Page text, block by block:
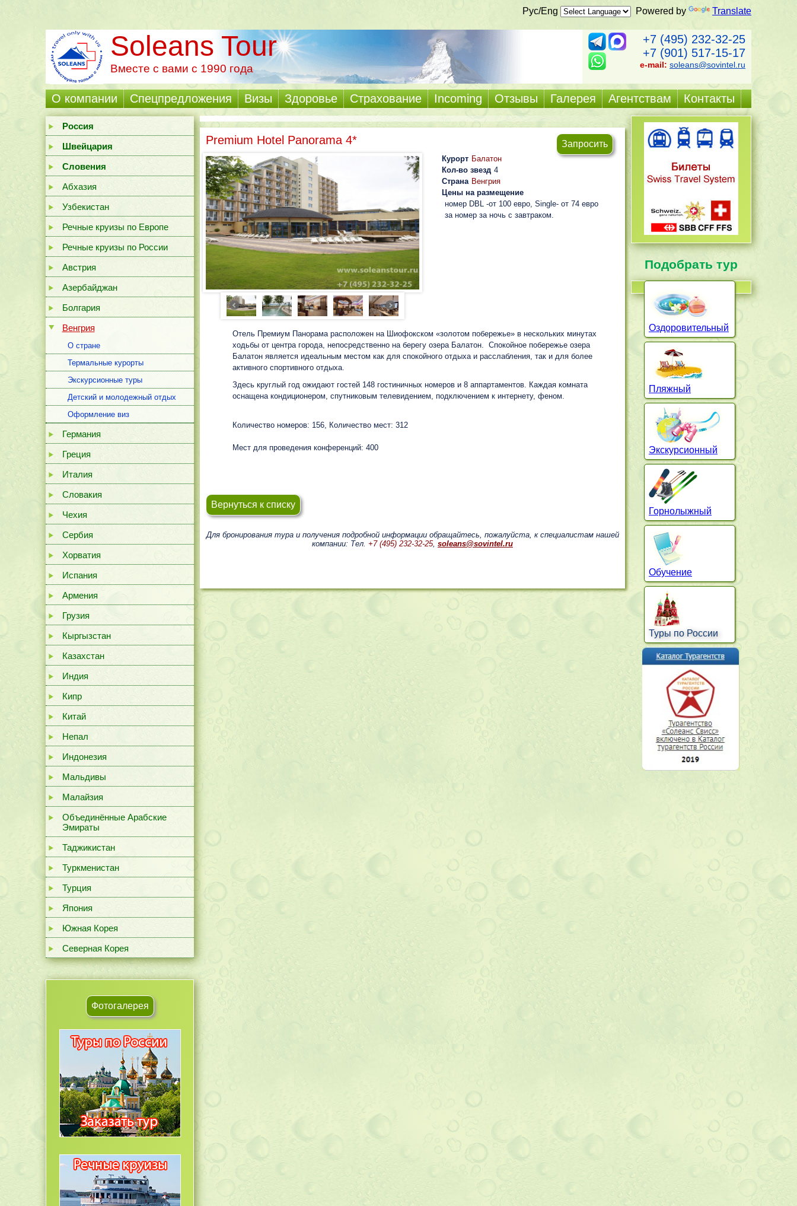
Рус/Eng Powered by Translate
Soleans Tour
Вместе с вами с 1990 года
+7 (495) 232-32-25
+7 (901) 517-15-17
e-mail: soleans@sovintel.ru
О компании Cпецпредложения Визы Здоровье Страхование Incoming Отзывы Галерея Агентствам Контакты
Россия
Швейцария
Словения
Абхазия
Узбекистан
Речные круизы по Европе
Речные круизы по России
Австрия
Азербайджан
Болгария
Венгрия
О стране
Термальные курорты
Экскурсионные туры
Детский и молодежный отдых
Оформление виз
Германия
Греция
Италия
Словакия
Чехия
Сербия
Хорватия
Испания
Армения
Грузия
Кыргызстан
Казахстан
Индия
Кипр
Китай
Непал
Индонезия
Мальдивы
Малайзия
Объединённые Арабские
Эмираты
Таджикистан
Туркменистан
Турция
Япония
Южная Корея
Северная Корея
Фотогалерея
Premium Hotel Panorama 4* Запросить
Курорт Балатон
Кол-во звезд 4
Страна Венгрия
Цены на размещение
номер DBL -от 100 евро, Single- от 74 евро
за номер за ночь с завтраком.
Отель Премиум Панорама расположен на Шиофокском «золотом побережье» в нескольких минутах
ходьбы от центра города, непосредственно на берегу озера Балатон. Спокойное побережье озера
Балатон является идеальным местом как для спокойного отдыха и расслабления, так и для более
активного спортивного отдыха.
Здесь круглый год ожидают гостей 148 гостиничных номеров и 8 аппартаментов. Каждая комната
оснащена кондиционером, спутниковым телевидением, подключением к интернету, феном.
Количество номеров: 156, Количество мест: 312
Мест для проведения конференций: 400
Вернуться к списку
Для бронирования тура и получения подробной информации обращайтесь, пожалуйста, к специалистам нашей
компании: Тел. +7 (495) 232-32-25, soleans@sovintel.ru
Подобрать тур
Оздоровительный
Пляжный
Экскурсионный
Горнолыжный
Обучение
Туры по России